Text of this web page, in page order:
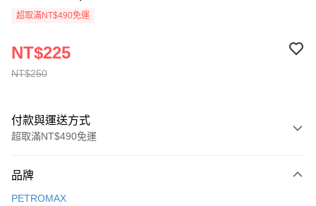
超取滿NT$490免運
NT$250
NT$225
付款與運送方式
超取滿NT$490免運
信用卡一次付款
品牌
PETROMAX